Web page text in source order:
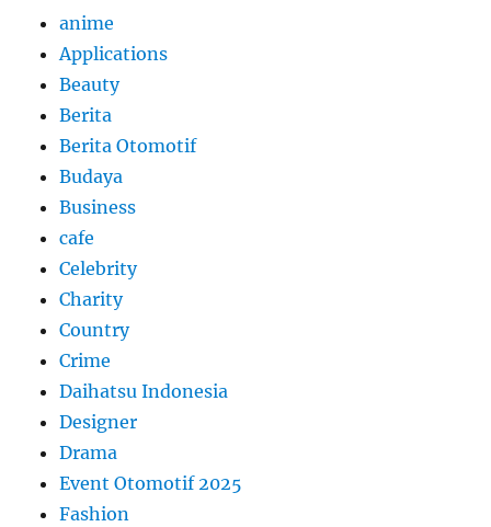
anime
Applications
Beauty
Berita
Berita Otomotif
Budaya
Business
cafe
Celebrity
Charity
Country
Crime
Daihatsu Indonesia
Designer
Drama
Event Otomotif 2025
Fashion